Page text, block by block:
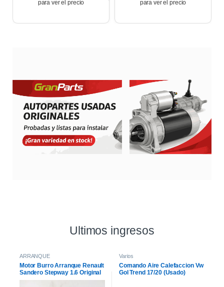
para ver el precio
para ver el precio
Ultimos ingresos
ARRANQUE
Motor Burro Arranque Renault
Sandero Stepway 1.6 Original
Varios
Comando Aire Calefaccion Vw
Gol Trend 17/20 (Usado)